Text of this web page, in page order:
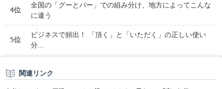
4位
全国の「グーとパー」での組み分け、地方によってこんな
に違う
5位
ビジネスで頻出！ 「頂く」と「いただく」の正しい使い
分...
関連リンク